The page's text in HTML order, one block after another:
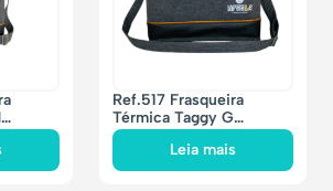
litros
Ref.517 Frasqueira
Térmica Taggy G
37x27x26cm – 26 litros
Leia mais